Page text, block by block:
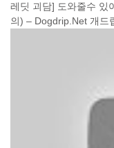
레딧 괴담] 도와줄수 있
의) – Dogdrip.Net 개드